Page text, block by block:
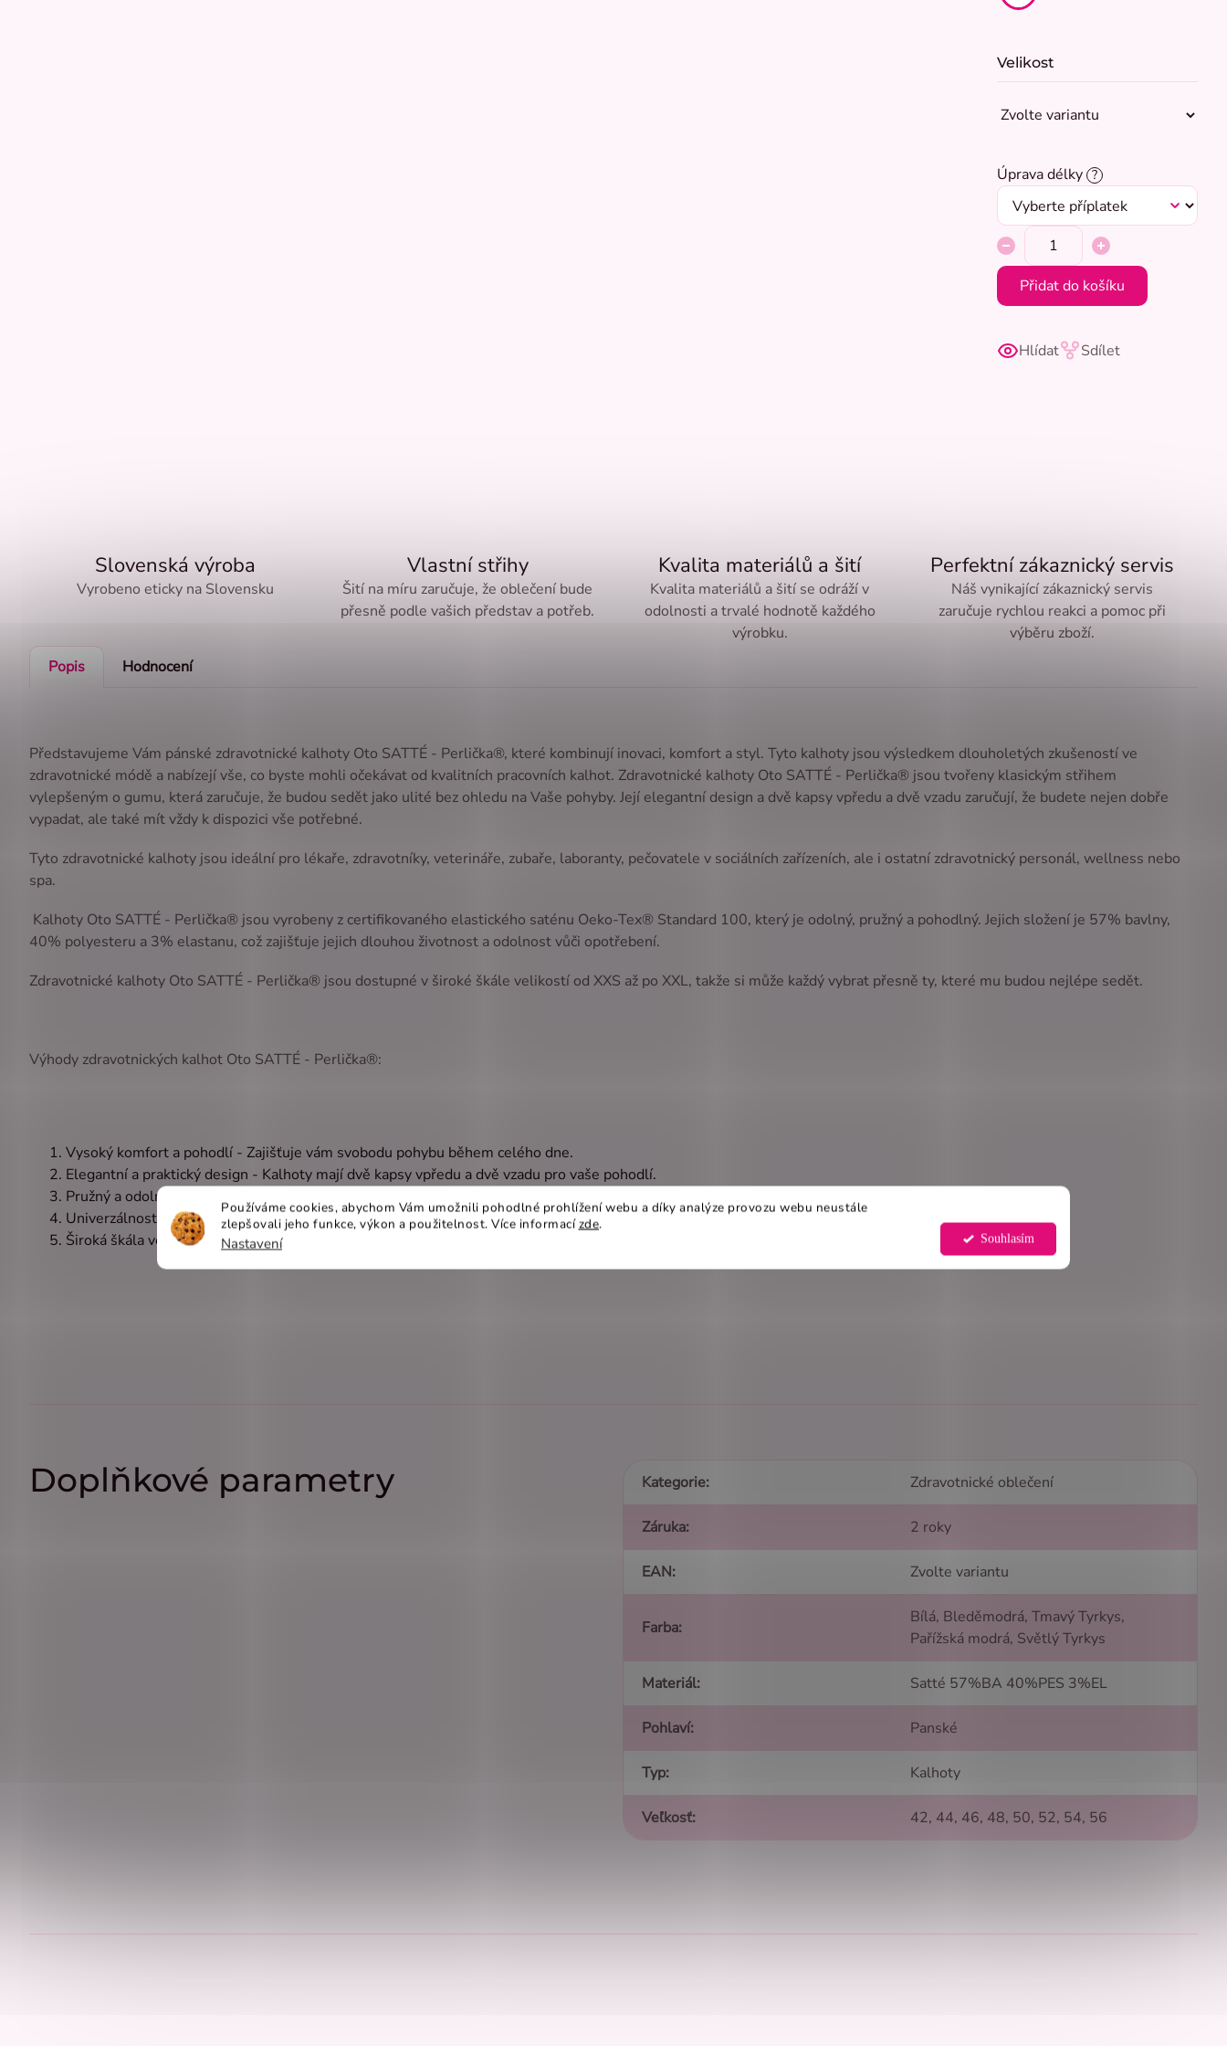
Používáme cookies, abychom Vám umožnili pohodlné prohlížení webu a díky analýze provozu webu neustále
zlepšovali jeho funkce, výkon a použitelnost. Více informacízde.
Nastavení Souhlasím
Velikost
Úprava délky ?
Přidat do košíku
Hlídat Sdílet
Slovenská výroba
Vyrobeno eticky na Slovensku
Vlastní střihy
Šití na míru zaručuje, že oblečení bude
přesně podle vašich představ a potřeb.
Kvalita materiálů a šití
Kvalita materiálů a šití se odráží v
odolnosti a trvalé hodnotě každého
výrobku.
Perfektní zákaznický servis
Náš vynikající zákaznický servis
zaručuje rychlou reakci a pomoc při
výběru zboží.
Popis
Hodnocení
Představujeme Vám pánské zdravotnické kalhoty Oto SATTÉ - Perlička®, které kombinují inovaci, komfort a styl. Tyto kalhoty jsou výsledkem dlouholetých zkušeností ve
zdravotnické módě a nabízejí vše, co byste mohli očekávat od kvalitních pracovních kalhot. Zdravotnické kalhoty Oto SATTÉ - Perlička® jsou tvořeny klasickým střihem
vylepšeným o gumu, která zaručuje, že budou sedět jako ulité bez ohledu na Vaše pohyby. Její elegantní design a dvě kapsy vpředu a dvě vzadu zaručují, že budete nejen dobře
vypadat, ale také mít vždy k dispozici vše potřebné.
Tyto zdravotnické kalhoty jsou ideální pro lékaře, zdravotníky, veterináře, zubaře, laboranty, pečovatele v sociálních zařízeních, ale i ostatní zdravotnický personál, wellness nebo
spa.
Kalhoty Oto SATTÉ - Perlička® jsou vyrobeny z certifikovaného elastického saténu Oeko-Tex® Standard 100, který je odolný, pružný a pohodlný. Jejich složení je 57% bavlny,
40% polyesteru a 3% elastanu, což zajišťuje jejich dlouhou životnost a odolnost vůči opotřebení.
Zdravotnické kalhoty Oto SATTÉ - Perlička® jsou dostupné v široké škále velikostí od XXS až po XXL, takže si může každý vybrat přesně ty, které mu budou nejlépe sedět.
Výhody zdravotnických kalhot Oto SATTÉ - Perlička®:
Vysoký komfort a pohodlí - Zajišťuje vám svobodu pohybu během celého dne.
Elegantní a praktický design - Kalhoty mají dvě kapsy vpředu a dvě vzadu pro vaše pohodlí.
Pružný a odolný materiál - Elastický satén certifikovaný Oeko-Tex® Standard 100
Univerzálnost - Jsou vhodné pro různá zdravotnická povolání.
Široká škála velikostí - Od XXS až po XXL, takže určitě najdete ten pravý pár pro sebe.
Doplňkové parametry Kategorie: Zdravotnické oblečení
Záruka: 2 roky
EAN: Zvolte variantu
Farba:
Bílá, Bleděmodrá, Tmavý Tyrkys,
Pařížská modrá, Světlý Tyrkys
Materiál: Satté 57%BA 40%PES 3%EL
Pohlaví: Panské
Typ: Kalhoty
Veľkosť: 42, 44, 46, 48, 50, 52, 54, 56